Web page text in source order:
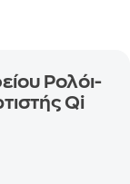
Ρολόι-
Qi